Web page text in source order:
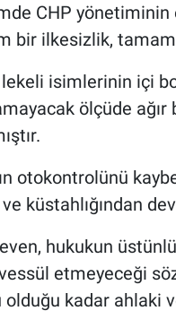
CHP
bir ilkesizlik,
isimlerinin içi
ölçüde
otokontrolünü
küstahlığından
hukukun
etmeyeceği
kadar ahlaki